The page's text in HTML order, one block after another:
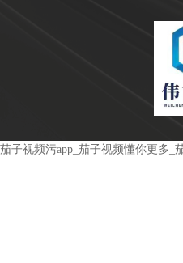
茄子视频污app_茄子视频懂你更多_